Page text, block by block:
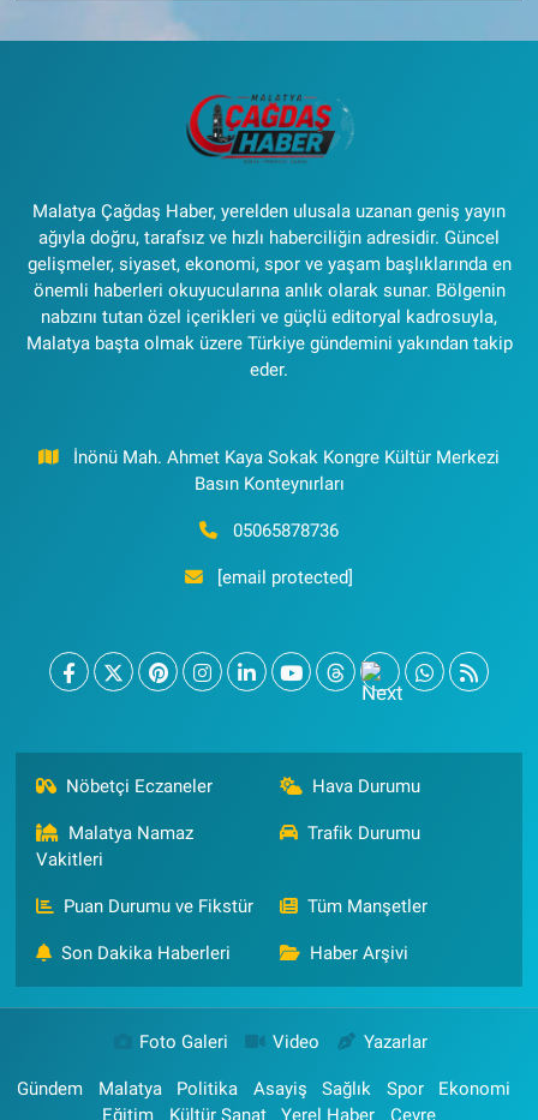
Malatya Çağdaş Haber, yerelden ulusala uzanan geniş yayın
ağıyla doğru, tarafsız ve hızlı haberciliğin adresidir. Güncel
gelişmeler, siyaset, ekonomi, spor ve yaşam başlıklarında en
önemli haberleri okuyucularına anlık olarak sunar. Bölgenin
nabzını tutan özel içerikleri ve güçlü editoryal kadrosuyla,
Malatya başta olmak üzere Türkiye gündemini yakından takip
eder.
İnönü Mah. Ahmet Kaya Sokak Kongre Kültür Merkezi
Basın Konteynırları
05065878736
[email protected]
Nöbetçi Eczaneler Hava Durumu
Malatya Namaz
Vakitleri
Trafik Durumu
Puan Durumu ve Fikstür Tüm Manşetler
Son Dakika Haberleri Haber Arşivi
Foto Galeri Video Yazarlar
Gündem Malatya Politika Asayiş Sağlık Spor
Ekonomi
Eğitim
Kültür Sanat Yerel Haber Çevre